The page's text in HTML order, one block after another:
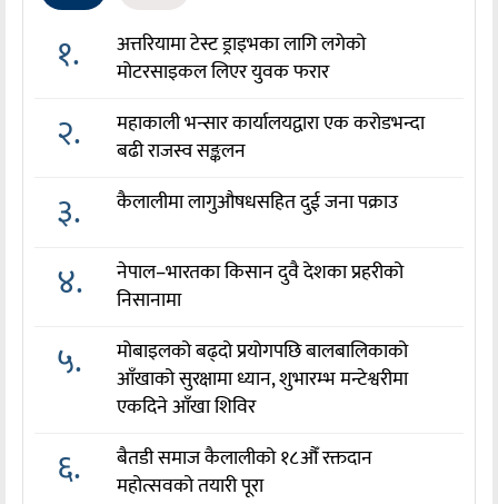
१.
अत्तरियामा टेस्ट ड्राइभका लागि लगेको
मोटरसाइकल लिएर युवक फरार
२.
महाकाली भन्सार कार्यालयद्वारा एक करोडभन्दा
बढी राजस्व सङ्कलन
३. कैलालीमा लागुऔषधसहित दुई जना पक्राउ
४.
नेपाल–भारतका किसान दुवै देशका प्रहरीको
निसानामा
५.
मोबाइलको बढ्दो प्रयोगपछि बालबालिकाको
आँखाको सुरक्षामा ध्यान, शुभारम्भ मन्टेश्वरीमा
एकदिने आँखा शिविर
६.
बैतडी समाज कैलालीको १८औँ रक्तदान
महोत्सवको तयारी पूरा